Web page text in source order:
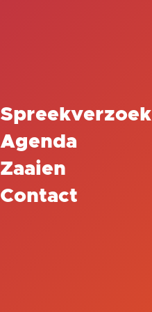
Spreekverzoek
Agenda
Zaaien
Contact